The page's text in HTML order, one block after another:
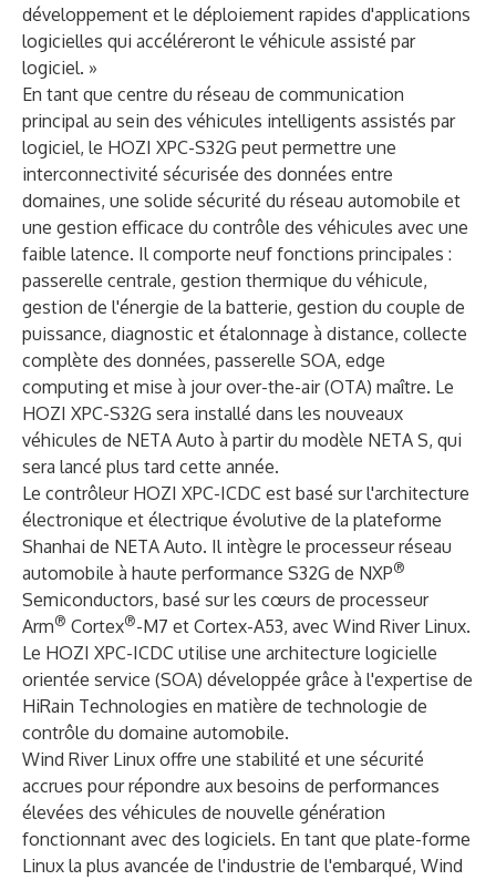
développement et le déploiement rapides d'applications
logicielles qui accéléreront le véhicule assisté par
logiciel. »
En tant que centre du réseau de communication
principal au sein des véhicules intelligents assistés par
logiciel, le HOZI XPC-S32G peut permettre une
interconnectivité sécurisée des données entre
domaines, une solide sécurité du réseau automobile et
une gestion efficace du contrôle des véhicules avec une
faible latence. Il comporte neuf fonctions principales :
passerelle centrale, gestion thermique du véhicule,
gestion de l'énergie de la batterie, gestion du couple de
puissance, diagnostic et étalonnage à distance, collecte
complète des données, passerelle SOA, edge
computing et mise à jour over-the-air (OTA) maître. Le
HOZI XPC-S32G sera installé dans les nouveaux
véhicules de NETA Auto à partir du modèle NETA S, qui
sera lancé plus tard cette année.
Le contrôleur HOZI XPC-ICDC est basé sur l'architecture
électronique et électrique évolutive de la plateforme
Shanhai de NETA Auto. Il intègre le processeur réseau
automobile à haute performance S32G de NXP®
Semiconductors, basé sur les cœurs de processeur
Arm® Cortex®-M7 et Cortex-A53, avec Wind River Linux.
Le HOZI XPC-ICDC utilise une architecture logicielle
orientée service (SOA) développée grâce à l'expertise de
HiRain Technologies en matière de technologie de
contrôle du domaine automobile.
Wind River Linux offre une stabilité et une sécurité
accrues pour répondre aux besoins de performances
élevées des véhicules de nouvelle génération
fonctionnant avec des logiciels. En tant que plate-forme
Linux la plus avancée de l'industrie de l'embarqué, Wind